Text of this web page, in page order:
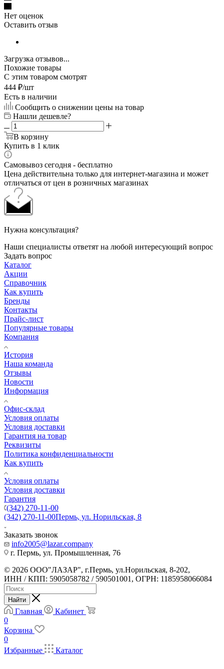
Нет оценок
Оставить отзыв
Загрузка отзывов...
Похожие товары
С этим товаром смотрят
444 ₽/шт
Есть в наличии
Сообщить о снижении цены на товар
Нашли дешевле?
В корзину
Купить в 1 клик
Самовывоз сегодня - бесплатно
Цена действительна только для интернет-магазина и может
отличаться от цен в розничных магазинах
Нужна консультация?
Наши специалисты ответят на любой интересующий вопрос
Задать вопрос
Каталог
Акции
Справочник
Как купить
Бренды
Контакты
Прайс-лист
Популярные товары
Компания
История
Наша команда
Отзывы
Новости
Информация
Офис-склад
Условия оплаты
Условия доставки
Гарантия на товар
Реквизиты
Политика конфиденциальности
Как купить
Условия оплаты
Условия доставки
Гарантия
(342) 270-11-00
(342) 270-11-00Пермь, ул. Норильская, 8
Заказать звонок
info2005@lazar.company
г. Пермь, ул. Промышленная, 76
© 2026 ООО"ЛАЗАР", г.Пермь, ул.Норильская, 8-202,
ИНН / КПП: 5905058782 / 590501001, ОГРН: 1185958066084
Найти
Главная
Кабинет
0
Корзина
0
Избранные
Каталог